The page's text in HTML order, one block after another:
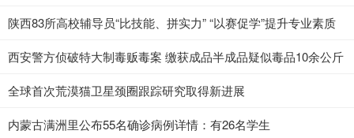
陕西83所高校辅导员“比技能、拼实力” “以赛促学”提升专业素质
西安警方侦破特大制毒贩毒案 缴获成品半成品疑似毒品10余公斤
全球首次荒漠猫卫星颈圈跟踪研究取得新进展
内蒙古满洲里公布55名确诊病例详情：有26名学生